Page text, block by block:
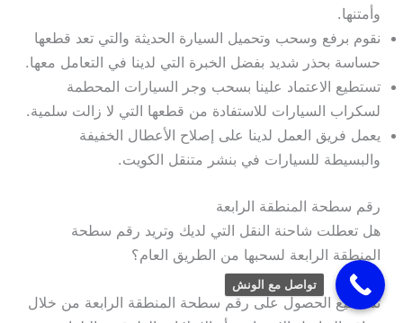
وأمتنها.
نقوم برفع وسحب وتحميل السيارة الحديثة والتي تعد قطعها
حساسة بحذر شديد بفضل الخبرة التي لدينا في التعامل معها.
تستطيع الاعتماد علينا بسحب وجر السيارات المحطمة
لسكراب السيارات للاستفادة من قطعها التي لا زالت سلمية.
يعمل فريق العمل لدينا على إصلاح الأعطال الخفيفة
والبسيطة للسيارات في بنشر متنقل الكويت.
رقم سطحة المنطقة الرابعة
هل تعطلت شاحنة النقل التي لديك وتريد رقم سطحة
المنطقة الرابعة لسحبها من الطريق العام؟
تستطيع الحصول على رقم سطحة المنطقة الرابعة من خلال
تواصل مع الونش